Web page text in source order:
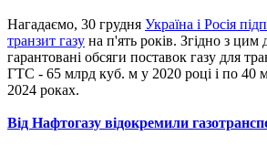
Нагадаємо, 30 грудня Україна і Росія
транзит газу на п'ять років. Згідно з цим
гарантовані обсяги поставок газу для
ГТС - 65 млрд куб. м у 2020 році і по 40
2024 роках.
Від Нафтогазу відокремили